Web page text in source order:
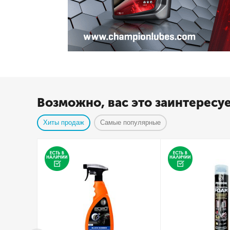
Возможно, вас это
Хиты продаж Самые популярные